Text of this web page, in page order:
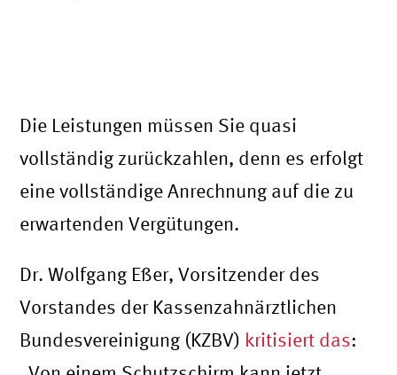
Die Leistungen müssen Sie quasi
vollständig zurückzahlen, denn es erfolgt
eine vollständige Anrechnung auf die zu
erwartenden Vergütungen.
Dr. Wolfgang Eßer, Vorsitzender des
Vorstandes der Kassenzahnärztlichen
Bundesvereinigung (KZBV) kritisiert das: